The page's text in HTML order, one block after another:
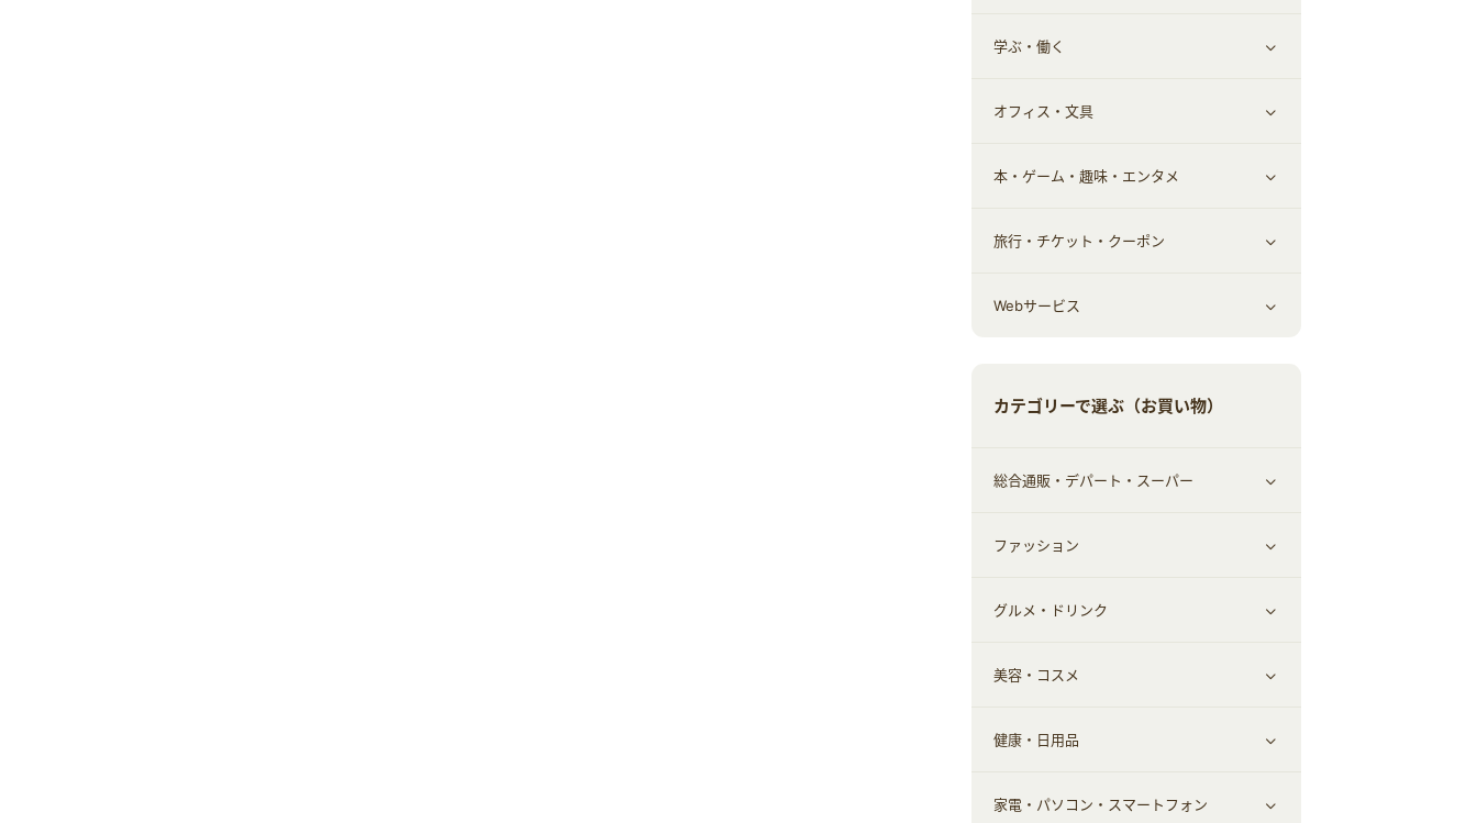
その他投資
その他金融
住まい・暮らし
不動産
引越し
エコ・エネルギー
車情報・カーシェア・レンタル
すべて見る
ギフト・贈答品
学ぶ・働く
すべて見る
習い事・学習・学校
仕事・転職
オフィス・文具
すべて見る
オフィス・文具
本・ゲーム・趣味・エンタメ
すべて見る
ゲーム・趣味
旅行・チケット・クーポン
すべて見る
Webサービス
カテゴリーで選ぶ（お買い物）
総合通販・デパート・スーパー
すべて見る
総合通販
デパート・スーパー
ファッション
すべて見る
ファッション
インナー・下着
靴・フットウェア
グルメ・ドリンク
すべて見る
グルメ
ドリンク
美容・コスメ
すべて見る
スキンケア
健康・日用品
すべて見る
家電・パソコン・スマートフォン